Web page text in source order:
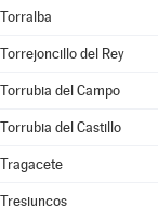
Torralba
Torrejoncillo del Rey
Torrubia del Campo
Torrubia del Castillo
Tragacete
Tresjuncos